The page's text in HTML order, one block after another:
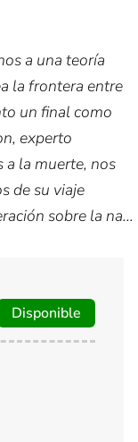
a una teoría
la frontera entre
un final como
experto
a la muerte, nos
de su viaje
sobre la na...
Disponible